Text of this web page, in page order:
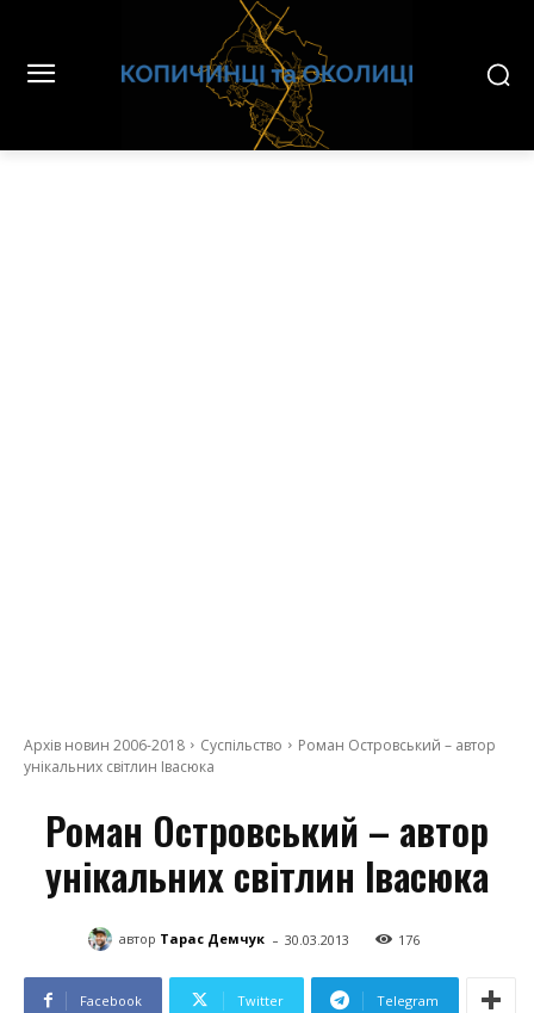
Архів новин 2006-2018 Суспільство
Роман Островський – автор
унікальних світлин Івасюка
Роман Островський – автор
унікальних світлин Івасюка
автор Тарас Демчук - 30.03.2013 176
Facebook Twitter Telegram